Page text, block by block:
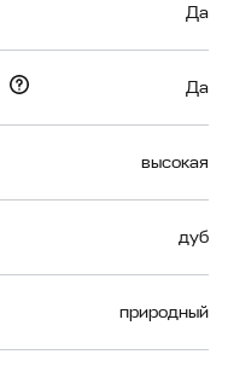
Да
Да
высокая
дуб
природный